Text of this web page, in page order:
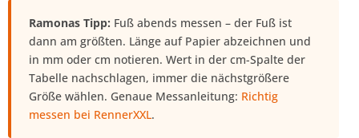
Ramonas Tipp: Fuß abends messen – der Fuß ist
dann am größten. Länge auf Papier abzeichnen und
in mm oder cm notieren. Wert in der cm-Spalte der
Tabelle nachschlagen, immer die nächstgrößere
Größe wählen. Genaue Messanleitung: Richtig
messen bei RennerXXL.